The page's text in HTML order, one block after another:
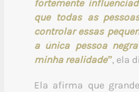
fortemente
que todas as
controlar essas
a única pessoa
minha realidade”, ela
Ela afirma que